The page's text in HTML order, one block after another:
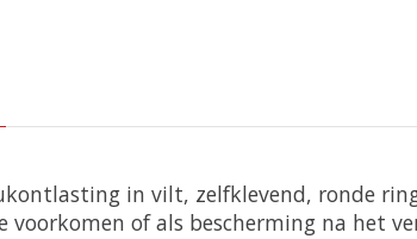
in vilt, zelfklevend, ronde
voorkomen of als bescherming na het